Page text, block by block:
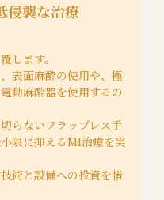
侵襲な治療
します。
表面麻酔の使用や、極
動麻酔器を使用するの
らないフラップレス手
限に抑えるMI治療を実
術と設備への投資を惜